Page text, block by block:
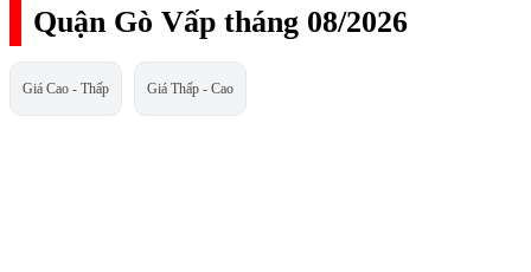
Quận Gò Vấp tháng 08/2026
Giá Cao - Thấp Giá Thấp - Cao